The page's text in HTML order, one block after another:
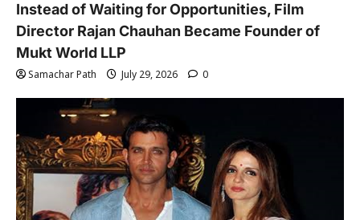
Instead of Waiting for Opportunities, Film
Director Rajan Chauhan Became Founder of
Mukt World LLP
Samachar Path July 29, 2026 0